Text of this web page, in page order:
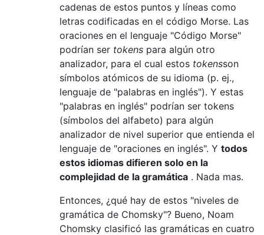
cadenas de estos puntos y líneas como
letras codificadas en el código Morse. Las
oraciones en el lenguaje "Código Morse"
podrían ser tokens para algún otro
analizador, para el cual estos tokensson
símbolos atómicos de su idioma (p. ej.,
lenguaje de "palabras en inglés"). Y estas
"palabras en inglés" podrían ser tokens
(símbolos del alfabeto) para algún
analizador de nivel superior que entienda el
lenguaje de "oraciones en inglés". Y todos
estos idiomas difieren solo en la
complejidad de la gramática . Nada mas.
Entonces, ¿qué hay de estos "niveles de
gramática de Chomsky"? Bueno, Noam
Chomsky clasificó las gramáticas en cuatro